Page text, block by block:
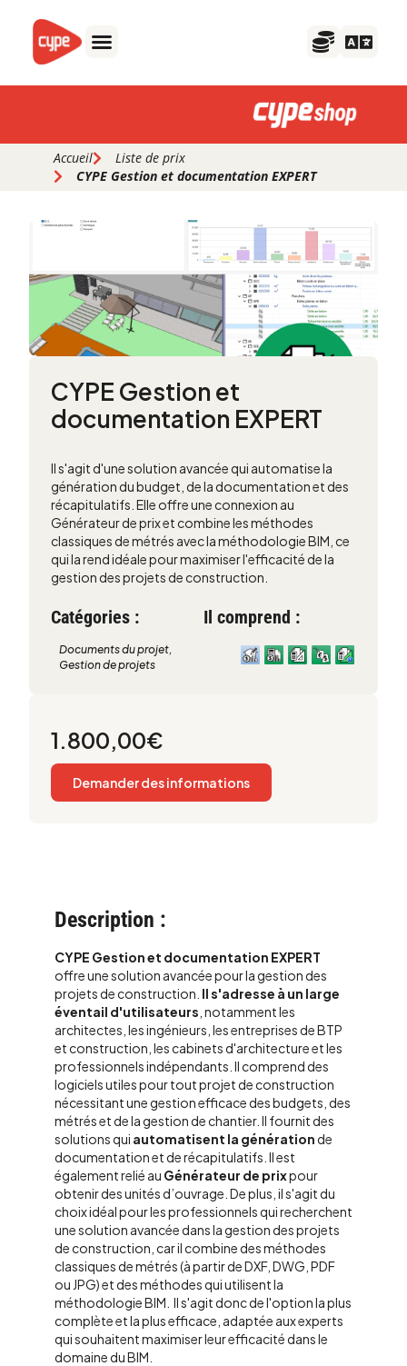
contenu
Accueil
Liste de prix
CYPE Gestion et documentation EXPERT
CYPE Gestion et
documentation EXPERT
Il s'agit d'une solution avancée qui automatise la
génération du budget, de la documentation et des
récapitulatifs. Elle offre une connexion au
Générateur de prix et combine les méthodes
classiques de métrés avec la méthodologie BIM, ce
qui la rend idéale pour maximiser l'efficacité de la
gestion des projets de construction.
Catégories :
Documents du projet,
Gestion de projets
Il comprend :
1.800,00€
Demander des informations
Description :
CYPE Gestion et documentation EXPERT
offre une solution avancée pour la gestion des
projets de construction. Il s'adresse à un large
éventail d'utilisateurs , notamment les
architectes, les ingénieurs, les entreprises de BTP
et construction, les cabinets d'architecture et les
professionnels indépendants. Il comprend des
logiciels utiles pour tout projet de construction
nécessitant une gestion efficace des budgets, des
métrés et de la gestion de chantier. Il fournit des
solutions qui automatisent la générationde
documentation et de récapitulatifs. Il est
également relié au Générateur de prixpour
obtenir des unités d’ouvrage. De plus, il s'agit du
choix idéal pour les professionnels qui recherchent
une solution avancée dans la gestion des projets
de construction, car il combine des méthodes
classiques de métrés (à partir de DXF, DWG, PDF
ou JPG) et des méthodes qui utilisent la
méthodologie BIM. Il s'agit donc de l'option la plus
complète et la plus efficace, adaptée aux experts
qui souhaitent maximiser leur efficacité dans le
domaine du BIM.